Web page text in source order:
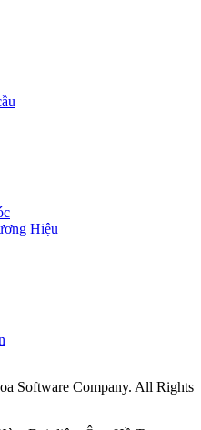
Hiệu
Software Company. All Rights